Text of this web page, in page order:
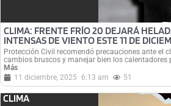
CLIMA: FRENTE FRÍO 20 DEJARÁ
INTENSAS DE VIENTO ESTE 11 DE
Protección Civil recomendó precauciones ante el
cambios bruscos y manejar bien los calentadores
Más
11 diciembre, 2025
6:13 am 51
CLIMA